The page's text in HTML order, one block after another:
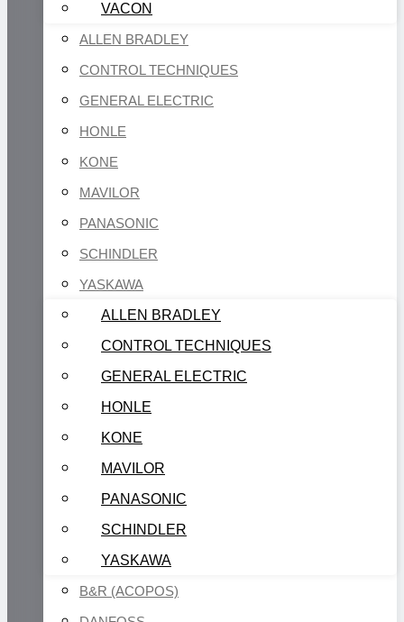
VACON
ALLEN BRADLEY
CONTROL TECHNIQUES
GENERAL ELECTRIC
HONLE
KONE
MAVILOR
PANASONIC
SCHINDLER
YASKAWA
ALLEN BRADLEY
CONTROL TECHNIQUES
GENERAL ELECTRIC
HONLE
KONE
MAVILOR
PANASONIC
SCHINDLER
YASKAWA
B&R (ACOPOS)